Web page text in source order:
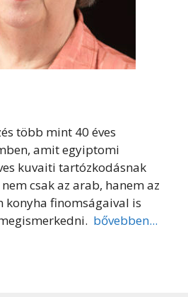
több mint 40 éves
amit egyiptomi
kuvaiti tartózkodásnak
csak az arab, hanem az
konyha finomságaival is
bővebben...